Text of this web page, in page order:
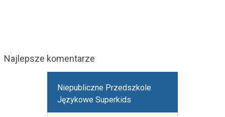
Najlepsze komentarze
Niepubliczne Przedszkole
Językowe Superkids